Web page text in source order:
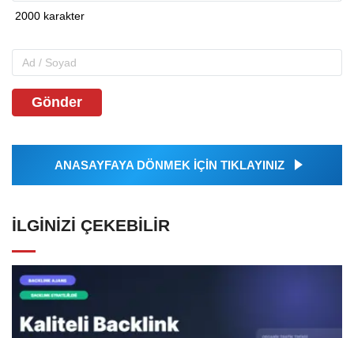
Gönder
ANASAYFAYA DÖNMEK İÇİN TIKLAYINIZ
İLGINIZI ÇEKEBILIR